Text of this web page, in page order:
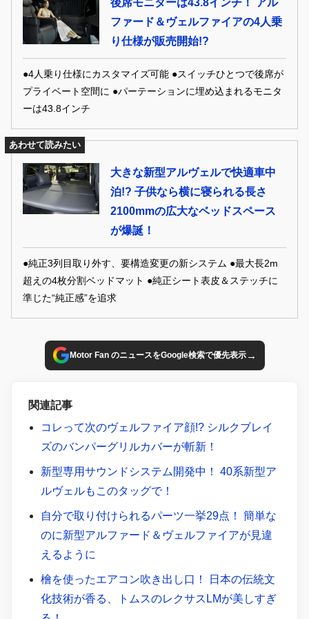
ファード＆ヴェルファイアの4人乗
り仕様が販売開始!?
●4人乗り仕様にカスタマイズ可能 ●スイッチひとつで後席が
プライベート空間に ●パーテーションに埋め込まれるモニタ
ーは43.8インチ
あわせて読みたい
大きな新型アルヴェルで快適車中
泊!? 子供なら横に寝られる長さ
2100mmの広大なベッドスペース
が爆誕！
●純正3列目取り外す、要構造変更の新システム ●最大長2m
超えの4枚分割ベッドマット ●純正シート表皮＆ステッチに
準じた“純正感”を追求
Motor Fan のニュースをGoogle検索で優先表示→
関連記事
コレって次のヴェルファイア顔!? シルクブレイ
ズのバンパーグリルカバーが斬新！
新型専用サウンドシステム開発中！ 40系新型ア
ルヴェルもこのタッグで！
自分で取り付けられるパーツ一挙29点！ 簡単な
のに新型アルファード＆ヴェルファイアが見違
えるように
檜を使ったエアコン吹き出し口！ 日本の伝統文
化技術が香る、トムスのレクサスLMが美しすぎ